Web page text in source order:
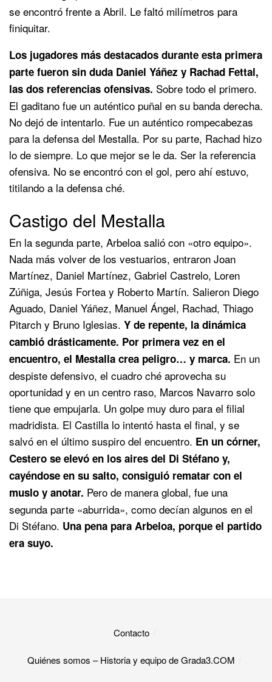
se encontró frente a Abril. Le faltó milímetros para
finiquitar.
Los jugadores más destacados durante esta primera
parte fueron sin duda Daniel Yáñez y Rachad Fettal,
las dos referencias ofensivas. Sobre todo el primero.
El gaditano fue un auténtico puñal en su banda derecha.
No dejó de intentarlo. Fue un auténtico rompecabezas
para la defensa del Mestalla. Por su parte, Rachad hizo
lo de siempre. Lo que mejor se le da. Ser la referencia
ofensiva. No se encontró con el gol, pero ahí estuvo,
titilando a la defensa ché.
Castigo del Mestalla
En la segunda parte, Arbeloa salió con «otro equipo».
Nada más volver de los vestuarios, entraron Joan
Martínez, Daniel Martínez, Gabriel Castrelo, Loren
Zúñiga, Jesús Fortea y Roberto Martín. Salieron Diego
Aguado, Daniel Yáñez, Manuel Ángel, Rachad, Thiago
Pitarch y Bruno Iglesias. Y de repente, la dinámica
cambió drásticamente. Por primera vez en el
encuentro, el Mestalla crea peligro… y marca. En un
despiste defensivo, el cuadro ché aprovecha su
oportunidad y en un centro raso, Marcos Navarro solo
tiene que empujarla. Un golpe muy duro para el filial
madridista. El Castilla lo intentó hasta el final, y se
salvó en el último suspiro del encuentro. En un córner,
Cestero se elevó en los aires del Di Stéfano y,
cayéndose en su salto, consiguió rematar con el
muslo y anotar. Pero de manera global, fue una
segunda parte «aburrida», como decían algunos en el
Di Stéfano. Una pena para Arbeloa, porque el partido
era suyo.
Contacto
Quiénes somos – Historia y equipo de Grada3.COM